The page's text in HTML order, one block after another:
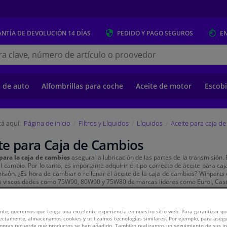
DE DEVOLUCIÓN 14 DÍAS PEDIDO Y PAGOSEGUROS
de auto Alfombrillas para coche Aceite de motor
aquí: Página de inicio Filtros y Líquidos Líquidos Aceite para caja
para Caja de Cambios
la caja de cambiosasegura la lubricación de las partes de la transmisión.
cambio. Por lo tanto, es importante adquirir el tipo correcto de aceite para
¿Es hora de cambiar o rellenar el aceite de la caja de cambios?
como 75W90, 80W90 y 75W80 de marcas líderes como Eurol,
queremos que tenga una excelente experiencia en nuestro sitio web. Para garantizar
almacenamos cookies y utilizamos tecnologías similares. Por ejemplo, para
recuerde qué productos se han añadido. También realizamos un seguimiento de sus